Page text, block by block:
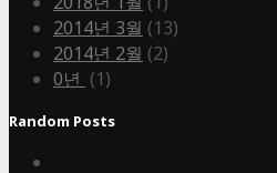
2014년 3월 (13)
2014년 2월 (2)
0년 (1)
Random Posts